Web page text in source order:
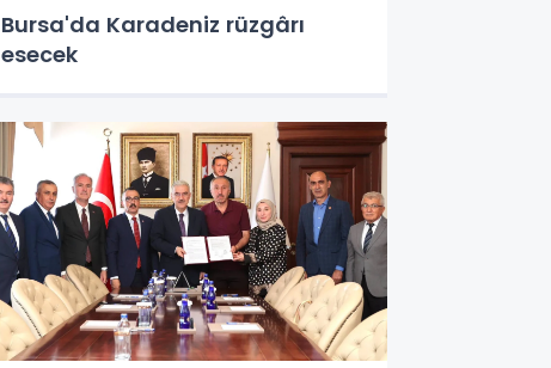
Bursa'da Karadeniz rüzgârı
esecek